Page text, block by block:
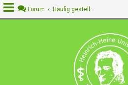
Forum Häufig gestellte Fragen